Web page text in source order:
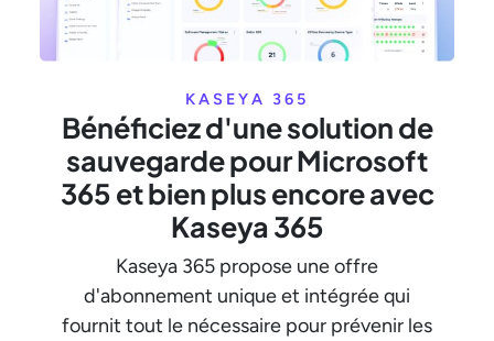
KASEYA 365
Bénéficiez d'une solution de
sauvegarde pour Microsoft
365 et bien plus encore avec
Kaseya 365
Kaseya 365 propose une offre
d'abonnement unique et intégrée qui
fournit tout le nécessaire pour prévenir les